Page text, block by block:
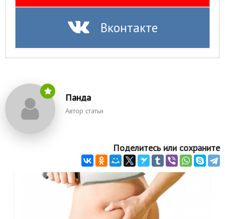
Вконтакте
Панда
Автор статьи
Поделитесь или сохраните